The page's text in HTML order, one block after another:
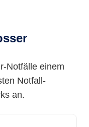
Notfälle einem
Notfall-
an.